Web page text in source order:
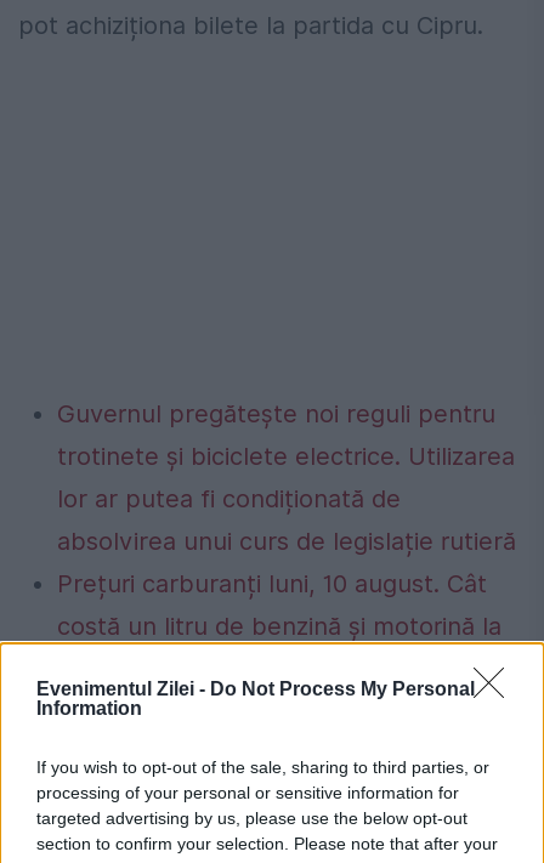
Evenimentul Zilei - Do Not Process My Personal
Information
If you wish to opt-out of the sale, sharing to third parties, or
processing of your personal or sensitive information for
targeted advertising by us, please use the below opt-out
section to confirm your selection. Please note that after your
pot achiziționa bilete la partida cu Cipru.
Guvernul pregătește noi reguli pentru
trotinete și biciclete electrice. Utilizarea
lor ar putea fi condiționată de
absolvirea unui curs de legislație rutieră
Prețuri carburanți luni, 10 august. Cât
costă un litru de benzină și motorină la
început de săptămână. Cele mai mici
tarife din țară
clasament fifa fotbal mircea lucescu